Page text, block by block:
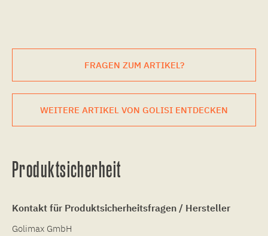
FRAGEN ZUM ARTIKEL?
WEITERE ARTIKEL VON GOLISI ENTDECKEN
Produktsicherheit
Kontakt für Produktsicherheitsfragen / Hersteller
Golimax GmbH